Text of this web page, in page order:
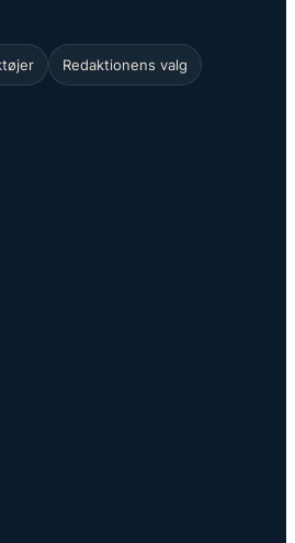
Redaktionens valg